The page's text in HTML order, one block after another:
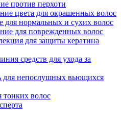
против перхоти
цвета для окрашенных волос
для нормальных и сухих волос
для поврежденных волос
для защиты кератина
средств для ухода за
для непослушных вьющихся
тонких волос